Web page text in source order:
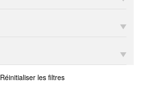
Réinitialiser les filtres